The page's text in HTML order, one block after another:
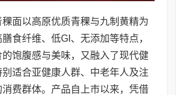
稞面以高原优质青稞与九制黄精为
食纤维、低GI、无添加等特点，
饱腹感与美味，又融入了现代健
适合亚健康人群、中老年人及注
费群体。产品自上市以来，凭借